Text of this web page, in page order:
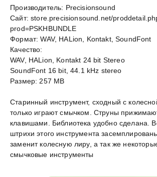
Производитель: Precisionsound
Сайт: store.precisionsound.net/
prod=PSKHBUNDLE
Формат: WAV, HALion, Kontakt, SoundFont
Качество:
WAV, HALion, Kontakt 24 bit Stereo
SoundFont 16 bit, 44.1 kHz stereo
Размер: 257 MB
Старинный инструмент, сходный с
только играют смычком. Струны
клавишами. Библиотека удобно сделана.
штрихи этого инструмента
заменит колесную лиру, а так же
смычковые инструменты